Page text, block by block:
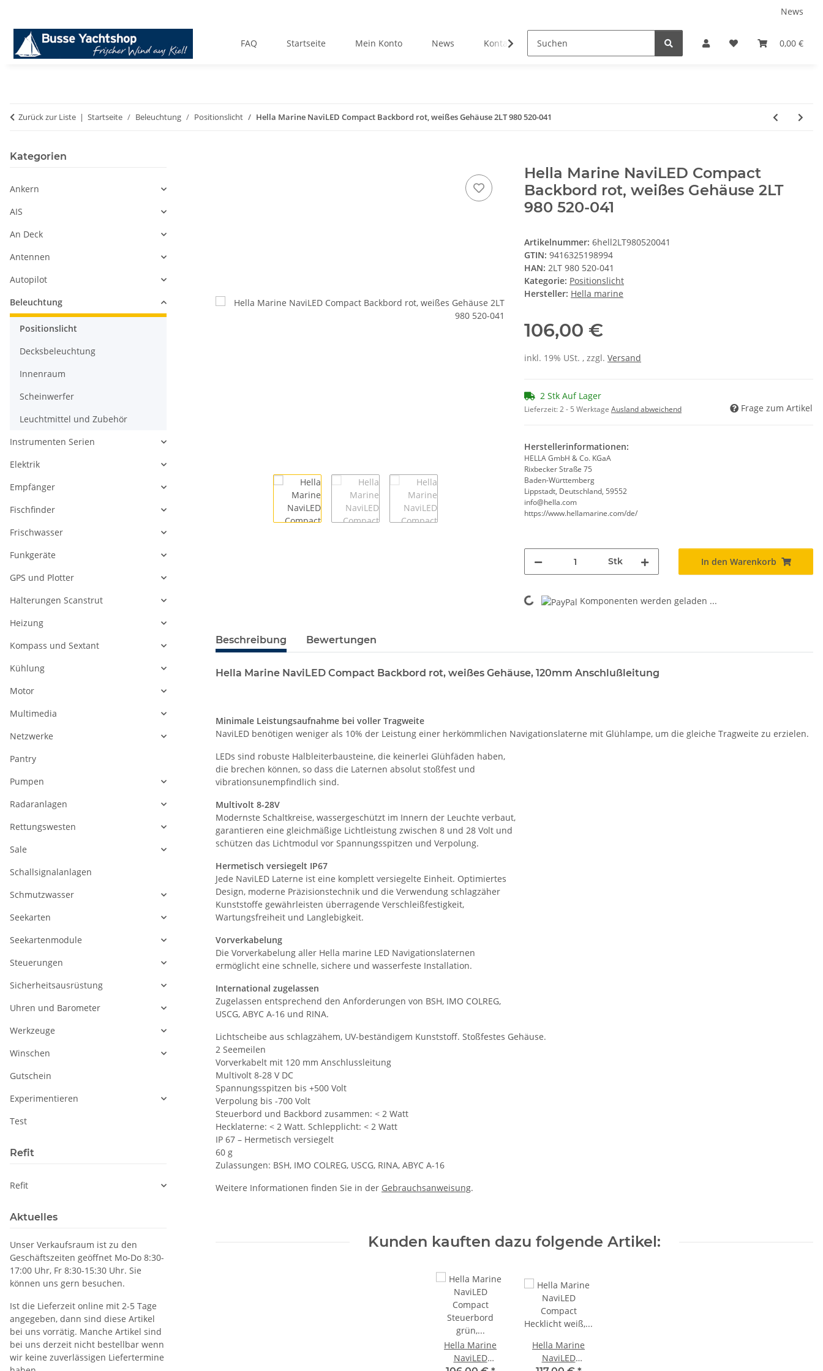
News
0,00 €
FAQ Startseite Mein Konto News Kontakt Service
Zurück zur Liste Startseite Beleuchtung Positionslicht Hella Marine NaviLED Compact Backbord rot, weißes Gehäuse 2LT 980 520-041
Hella Marine NaviLED Compact
Backbord rot, weißes Gehäuse 2LT
980 520-041
Artikelnummer: 6hell2LT980520041
GTIN: 9416325198994
HAN: 2LT 980 520-041
Kategorie: Positionslicht
Hersteller: Hella marine
106,00 €
inkl. 19% USt. , zzgl. Versand
2 Stk Auf Lager
Lieferzeit:2 - 5 Werktage Ausland abweichend Frage zum Artikel
Herstellerinformationen:
HELLA GmbH & Co. KGaA
Rixbecker Straße 75
Baden-Württemberg
Lippstadt, Deutschland, 59552
info@hella.com
https://www.hellamarine.com/de/
Stk In den Warenkorb
Loading... Komponenten werden geladen ...
Beschreibung Bewertungen
Hella Marine NaviLED Compact Backbord rot, weißes Gehäuse, 120mm Anschlußleitung
Minimale Leistungsaufnahme bei voller Tragweite
NaviLED benötigen weniger als 10% der Leistung einer herkömmlichen Navigationslaterne mit Glühlampe, um die gleiche Tragweite zu erzielen.
LEDs sind robuste Halbleiterbausteine, die keinerlei Glühfäden haben,
die brechen können, so dass die Laternen absolut stoßfest und
vibrationsunempfindlich sind.
Multivolt 8-28V
Modernste Schaltkreise, wassergeschützt im Innern der Leuchte verbaut,
garantieren eine gleichmäßige Lichtleistung zwischen 8 und 28 Volt und
schützen das Lichtmodul vor Spannungsspitzen und Verpolung.
Hermetisch versiegelt IP67
Jede NaviLED Laterne ist eine komplett versiegelte Einheit. Optimiertes
Design, moderne Präzisionstechnik und die Verwendung schlagzäher
Kunststoffe gewährleisten überragende Verschleißfestigkeit,
Wartungsfreiheit und Langlebigkeit.
Vorverkabelung
Die Vorverkabelung aller Hella marine LED Navigationslaternen
ermöglicht eine schnelle, sichere und wasserfeste Installation.
International zugelassen
Zugelassen entsprechend den Anforderungen von BSH, IMO COLREG,
USCG, ABYC A-16 und RINA.
Lichtscheibe aus schlagzähem, UV-beständigem Kunststoff. Stoßfestes Gehäuse.
2 Seemeilen
Vorverkabelt mit 120 mm Anschlussleitung
Multivolt 8-28 V DC
Spannungsspitzen bis +500 Volt
Verpolung bis -700 Volt
Steuerbord und Backbord zusammen: < 2 Watt
Hecklaterne: < 2 Watt. Schlepplicht: < 2 Watt
IP 67 – Hermetisch versiegelt
60 g
Zulassungen: BSH, IMO COLREG, USCG, RINA, ABYC A-16
Weitere Informationen finden Sie in der Gebrauchsanweisung.
Kunden kauften dazu folgende Artikel:
Hella Marine
NaviLED
Hella Marine
NaviLED
Kategorien
Ankern
AIS
An Deck
Antennen
Autopilot
Beleuchtung
Positionslicht
Decksbeleuchtung
Innenraum
Scheinwerfer
Leuchtmittel und Zubehör
Instrumenten Serien
Elektrik
Empfänger
Fischfinder
Frischwasser
Funkgeräte
GPS und Plotter
Halterungen Scanstrut
Heizung
Kompass und Sextant
Kühlung
Motor
Multimedia
Netzwerke
Pantry
Pumpen
Radaranlagen
Rettungswesten
Sale
Schallsignalanlagen
Schmutzwasser
Seekarten
Seekartenmodule
Steuerungen
Sicherheitsausrüstung
Uhren und Barometer
Werkzeuge
Winschen
Gutschein
Experimentieren
Test
Refit
Refit
Aktuelles
Unser Verkaufsraum ist zu den
Geschäftszeiten geöffnet Mo-Do 8:30-
17:00 Uhr, Fr 8:30-15:30 Uhr. Sie
können uns gern besuchen.
Ist die Lieferzeit online mit 2-5 Tage
angegeben, dann sind diese Artikel
bei uns vorrätig. Manche Artikel sind
bei uns derzeit nicht bestellbar wenn
wir keine zuverlässigen Liefertermine